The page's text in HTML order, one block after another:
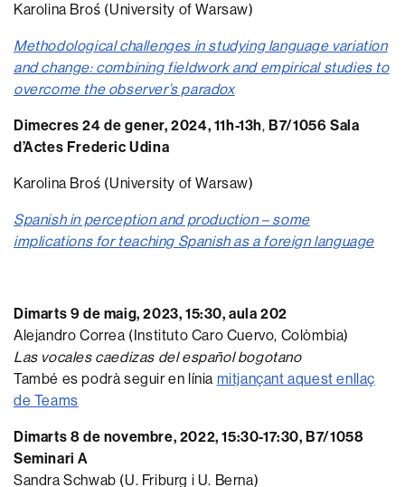
Karolina Broś (University of Warsaw)
Methodological challenges in studying language variation
and change: combining fieldwork and empirical studies to
overcome the observer’s paradox
Dimecres 24 de gener, 2024, 11h-13h,B7/1056 Sala
d’Actes Frederic Udina
Karolina Broś (University of Warsaw)
Spanish in perception and production – some
implications for teaching Spanish as a foreign language
Dimarts 9 de maig, 2023, 15:30, aula 202
Alejandro Correa (Instituto Caro Cuervo, Colòmbia)
Las vocales caedizas del español bogotano
També es podrà seguir en línia mitjançant aquest enllaç
de Teams
Dimarts 8 de novembre, 2022, 15:30-17:30, B7/1058
Seminari A
Sandra Schwab (U. Friburg i U. Berna)